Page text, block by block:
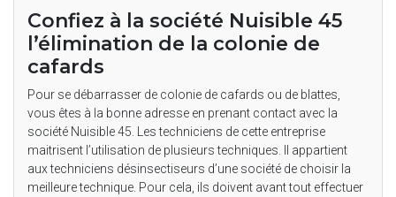
Confiez à la société Nuisible 45
l’élimination de la colonie de
cafards
Pour se débarrasser de colonie de cafards ou de blattes,
vous êtes à la bonne adresse en prenant contact avec la
société Nuisible 45. Les techniciens de cette entreprise
maitrisent l’utilisation de plusieurs techniques. Il appartient
aux techniciens désinsectiseurs d’une société de choisir la
meilleure technique. Pour cela, ils doivent avant tout effectuer